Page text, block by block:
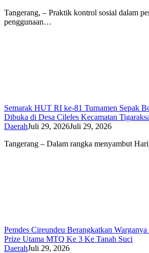
Tangerang, – Praktik kontrol sosial dalam
penggunaan…
Semarak HUT RI ke-81 Turnamen Sepak
Dibuka di Desa Cileles Kecamatan
DaerahJuli 29, 2026Juli 29, 2026
Tangerang – Dalam rangka menyambut
Pemdes Cireundeu Berangkatkan
Prize Utama MTQ Ke 3 Ke Tanah Suci
DaerahJuli 29, 2026